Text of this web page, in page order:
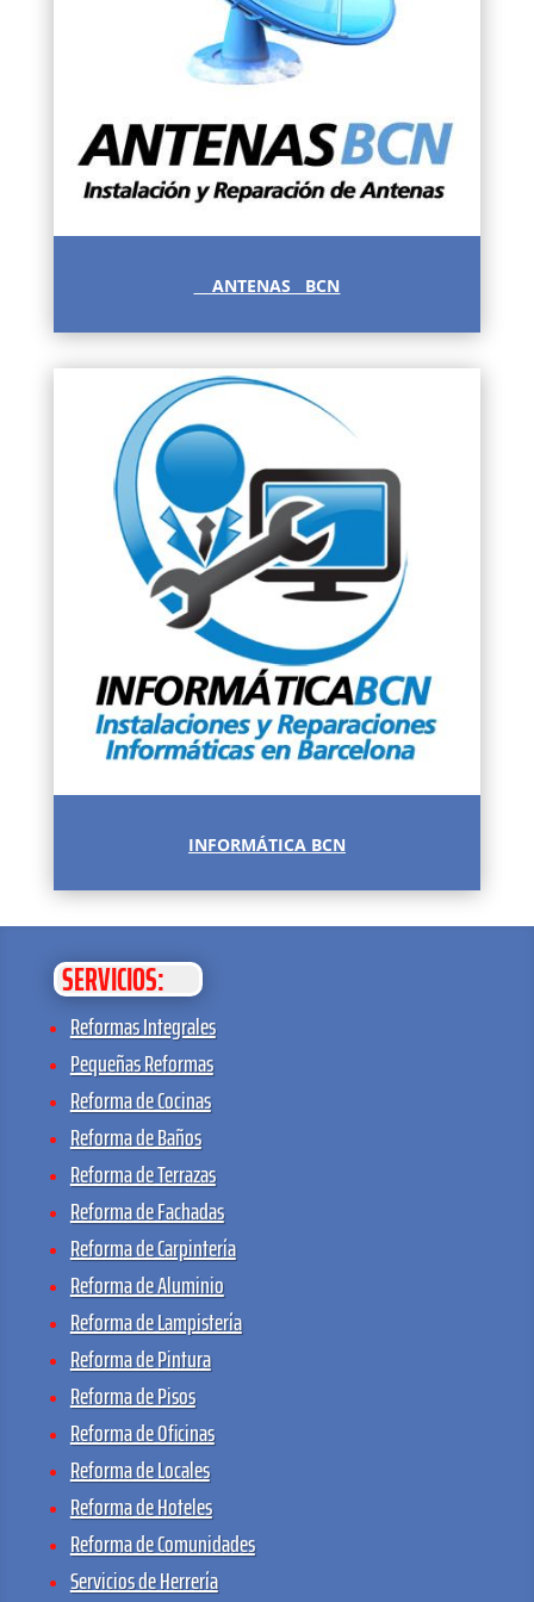
ANTENAS BCN
INFORMÁTICA BCN
SERVICIOS:
Reformas Integrales
Pequeñas Reformas
Reforma de Cocinas
Reforma de Baños
Reforma de Terrazas
Reforma de Fachadas
Reforma de Carpintería
Reforma de Aluminio
Reforma de Lampistería
Reforma de Pintura
Reforma de Pisos
Reforma de Oficinas
Reforma de Locales
Reforma de Hoteles
Reforma de Comunidades
Servicios de Herrería